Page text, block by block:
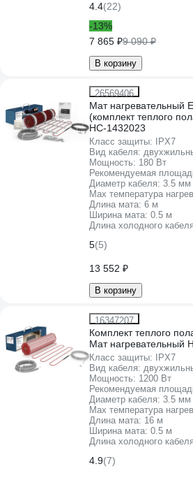
4.4(22)
-13%
7 865 ₽9 090 ₽
В корзину
26569406
Мат нагревательный
(комплект теплого
НС-1432023
Класс защиты:
IPХ7
Вид кабеля:
Мощность: 180 Вт
Рекомендуемая
Диаметр кабеля: 3.5 мм
Max температура
Длина мата: 6 м
Ширина мата: 0.5 м
Длина холодного
5(5)
13 552 ₽
В корзину
16347207
Комплект теплого
Мат нагревательный
Класс защиты:
IPХ7
Вид кабеля:
Мощность: 1200 Вт
Рекомендуемая
Диаметр кабеля: 3.5 мм
Max температура
Длина мата: 16 м
Ширина мата: 0.5 м
Длина холодного
4.9(7)